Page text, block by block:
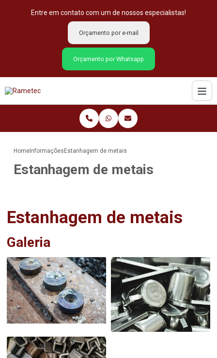
Entre em contato com um de nossos especialistas!
Orçamento por e-mail
Orçamento por Whatsapp
Home Informações Estanhagem de metais
Estanhagem de metais
Estanhagem de metais
Galeria